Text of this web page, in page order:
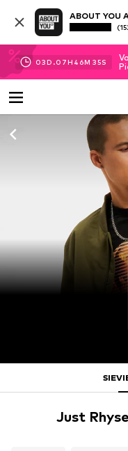
ABOUT YOU
03D.07H 46M 34S
Just